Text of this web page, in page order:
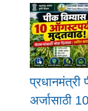
प्रधानमंत्री
अर्जासाठी